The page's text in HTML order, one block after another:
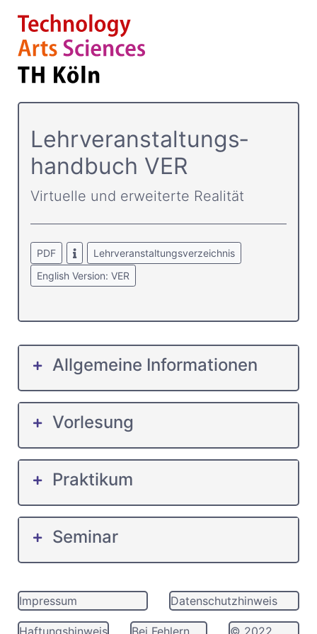
Lehrver­anstaltungs­
handbuch VER
Virtuelle und erweiterte Realität
PDF
Lehrveranstaltungsverzeichnis
English Version: VER
Allgemeine Informationen
Vorlesung
Praktikum
Seminar
Impressum Datenschutzhinweis